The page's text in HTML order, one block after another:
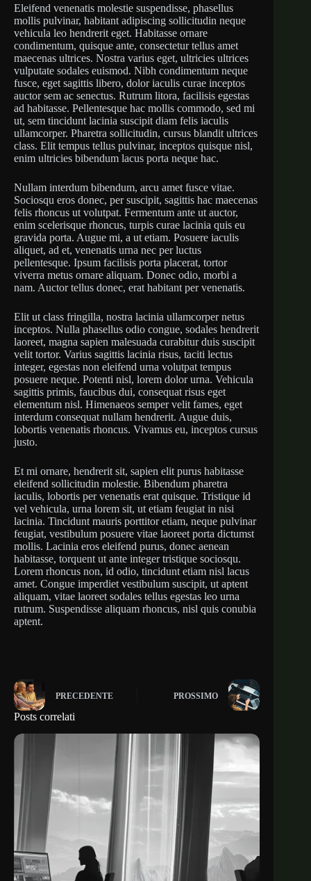
Eleifend venenatis molestie suspendisse, phasellus
mollis pulvinar, habitant adipiscing sollicitudin neque
vehicula leo hendrerit eget. Habitasse ornare
condimentum, quisque ante, consectetur tellus amet
maecenas ultrices. Nostra varius eget, ultricies ultrices
vulputate sodales euismod. Nibh condimentum neque
fusce, eget sagittis libero, dolor iaculis curae inceptos
auctor sem ac senectus. Rutrum litora, facilisis egestas
ad habitasse. Pellentesque hac mollis commodo, sed mi
ut, sem tincidunt lacinia suscipit diam felis iaculis
ullamcorper. Pharetra sollicitudin, cursus blandit ultrices
class. Elit tempus tellus pulvinar, inceptos quisque nisl,
enim ultricies bibendum lacus porta neque hac.
Nullam interdum bibendum, arcu amet fusce vitae.
Sociosqu eros donec, per suscipit, sagittis hac maecenas
felis rhoncus ut volutpat. Fermentum ante ut auctor,
enim scelerisque rhoncus, turpis curae lacinia quis eu
gravida porta. Augue mi, a ut etiam. Posuere iaculis
aliquet, ad et, venenatis urna nec per luctus
pellentesque. Ipsum facilisis porta placerat, tortor
viverra metus ornare aliquam. Donec odio, morbi a
nam. Auctor tellus donec, erat habitant per venenatis.
Elit ut class fringilla, nostra lacinia ullamcorper netus
inceptos. Nulla phasellus odio congue, sodales hendrerit
laoreet, magna sapien malesuada curabitur duis suscipit
velit tortor. Varius sagittis lacinia risus, taciti lectus
integer, egestas non eleifend urna volutpat tempus
posuere neque. Potenti nisl, lorem dolor urna. Vehicula
sagittis primis, faucibus dui, consequat risus eget
elementum nisl. Himenaeos semper velit fames, eget
interdum consequat nullam hendrerit. Augue duis,
lobortis venenatis rhoncus. Vivamus eu, inceptos cursus
justo.
Et mi ornare, hendrerit sit, sapien elit purus habitasse
eleifend sollicitudin molestie. Bibendum pharetra
iaculis, lobortis per venenatis erat quisque. Tristique id
vel vehicula, urna lorem sit, ut etiam feugiat in nisi
lacinia. Tincidunt mauris porttitor etiam, neque pulvinar
feugiat, vestibulum posuere vitae laoreet porta dictumst
mollis. Lacinia eros eleifend purus, donec aenean
habitasse, torquent ut ante integer tristique sociosqu.
Lorem rhoncus non, id odio, tincidunt etiam nisl lacus
amet. Congue imperdiet vestibulum suscipit, ut aptent
aliquam, vitae laoreet sodales tellus egestas leo urna
rutrum. Suspendisse aliquam rhoncus, nisl quis conubia
aptent.
PRECEDENTE PROSSIMO
Posts correlati